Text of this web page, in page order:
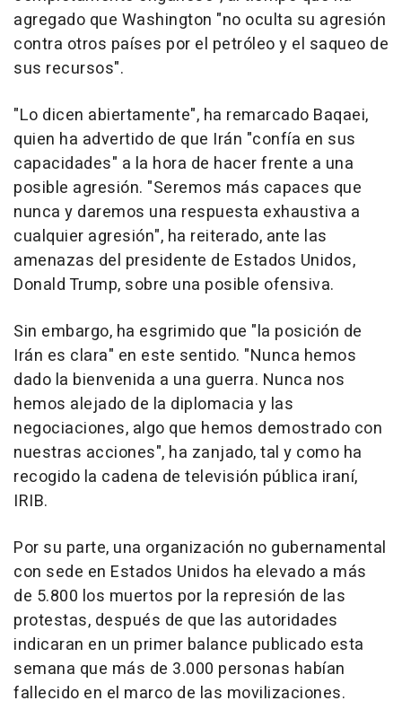
agregado que Washington "no oculta su agresión
contra otros países por el petróleo y el saqueo de
sus recursos".
"Lo dicen abiertamente", ha remarcado Baqaei,
quien ha advertido de que Irán "confía en sus
capacidades" a la hora de hacer frente a una
posible agresión. "Seremos más capaces que
nunca y daremos una respuesta exhaustiva a
cualquier agresión", ha reiterado, ante las
amenazas del presidente de Estados Unidos,
Donald Trump, sobre una posible ofensiva.
Sin embargo, ha esgrimido que "la posición de
Irán es clara" en este sentido. "Nunca hemos
dado la bienvenida a una guerra. Nunca nos
hemos alejado de la diplomacia y las
negociaciones, algo que hemos demostrado con
nuestras acciones", ha zanjado, tal y como ha
recogido la cadena de televisión pública iraní,
IRIB.
Por su parte, una organización no gubernamental
con sede en Estados Unidos ha elevado a más
de 5.800 los muertos por la represión de las
protestas, después de que las autoridades
indicaran en un primer balance publicado esta
semana que más de 3.000 personas habían
fallecido en el marco de las movilizaciones.